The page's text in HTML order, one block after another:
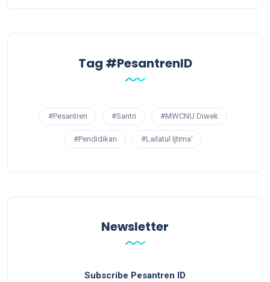
Tag #PesantrenID
#Pesantren #Santri #MWCNU Diwek
#Pendidikan #Lailatul Ijtima'
Newsletter
Subscribe Pesantren ID